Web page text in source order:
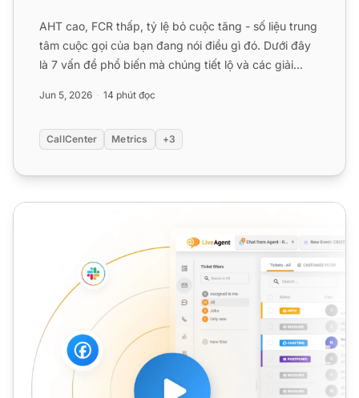
AHT cao, FCR thấp, tỷ lệ bỏ cuộc tăng - số liệu trung
tâm cuộc gọi của bạn đang nói điều gì đó. Dưới đây
là 7 vấn đề phổ biến mà chúng tiết lộ và các giải
Jun 5, 2026 14 phút đọc
CallCenter Metrics +3
Thời gian nói chuyện